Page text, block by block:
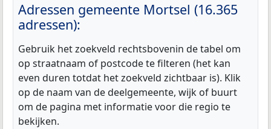
Adressen gemeente Mortsel (16.365
adressen):
Gebruik het zoekveld rechtsbovenin de tabel om
op straatnaam of postcode te filteren (het kan
even duren totdat het zoekveld zichtbaar is). Klik
op de naam van de deelgemeente, wijk of buurt
om de pagina met informatie voor die regio te
bekijken.